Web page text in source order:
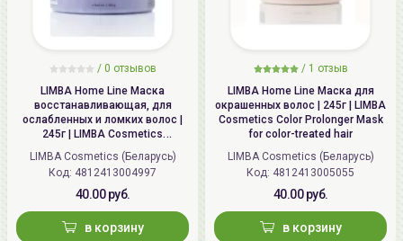
/ 0 отзывов
LIMBA Home Line Маска
восстанавливающая, для
ослабленных и ломких волос |
245г | LIMBA Cosmetics
Rejuvenating Mask for weak and
brittle hair
LIMBA Cosmetics (Беларусь)
Код: 4812413004997
40.00 руб.
в корзину
/ 1 отзыв
LIMBA Home Line Маска для
окрашенных волос | 245г | LIMBA
Cosmetics Color Prolonger Mask
for color-treated hair
LIMBA Cosmetics (Беларусь)
Код: 4812413005055
40.00 руб.
в корзину